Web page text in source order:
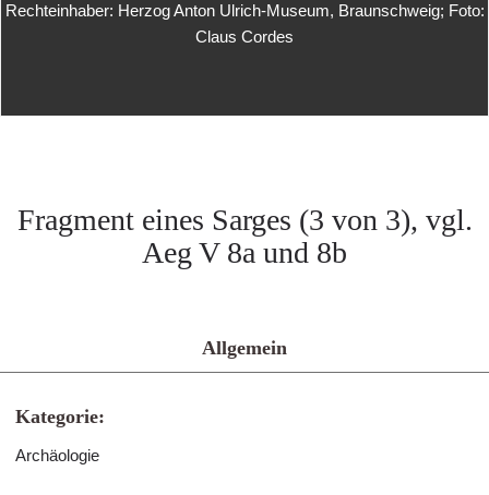
Rechteinhaber: Herzog Anton Ulrich-Museum, Braunschweig; Foto:
Claus Cordes
Fragment eines Sarges (3 von 3), vgl.
Aeg V 8a und 8b
Allgemein
Kategorie:
Archäologie